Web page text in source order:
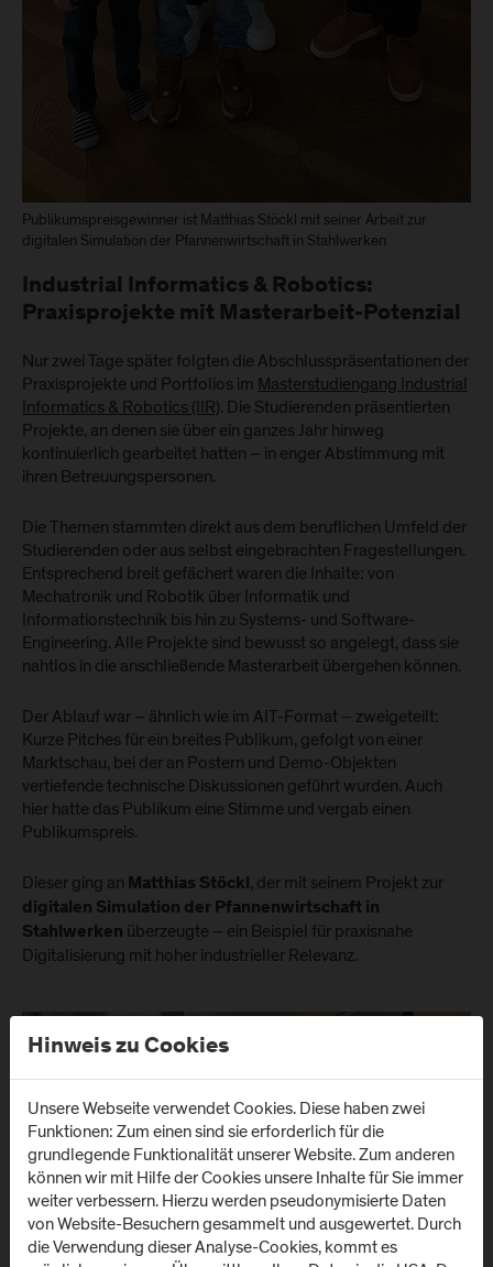
Publikumspreisgewinner ist Matthias Stöckl mit seiner Arbeit zur
digitalen Simulation der Pfannenwirtschaft in Stahlwerken
Industrial Informatics & Robotics:
Praxisprojekte mit Masterarbeit-Potenzial
Nur zwei Tage später folgten die Abschlusspräsentationen der
Praxisprojekte und Portfolios im Masterstudiengang Industrial
Informatics & Robotics (IIR). Die Studierenden präsentierten
Projekte, an denen sie über ein ganzes Jahr hinweg
kontinuierlich gearbeitet hatten – in enger Abstimmung mit
ihren Betreuungspersonen.
Die Themen stammten direkt aus dem beruflichen Umfeld der
Studierenden oder aus selbst eingebrachten Fragestellungen.
Entsprechend breit gefächert waren die Inhalte: von
Mechatronik und Robotik über Informatik und
Informationstechnik bis hin zu Systems- und Software-
Engineering. Alle Projekte sind bewusst so angelegt, dass sie
nahtlos in die anschließende Masterarbeit übergehen können.
Der Ablauf war – ähnlich wie im AIT-Format – zweigeteilt:
Kurze Pitches für ein breites Publikum, gefolgt von einer
Marktschau, bei der an Postern und Demo-Objekten
vertiefende technische Diskussionen geführt wurden. Auch
hier hatte das Publikum eine Stimme und vergab einen
Publikumspreis.
Dieser ging an Matthias Stöckl , der mit seinem Projekt zur
digitalen Simulation der Pfannenwirtschaft in
Stahlwerken überzeugte – ein Beispiel für praxisnahe
Digitalisierung mit hoher industrieller Relevanz.
Hinweis zu Cookies
Unsere Webseite verwendet Cookies. Diese haben zwei
Funktionen: Zum einen sind sie erforderlich für die
grundlegende Funktionalität unserer Website. Zum anderen
können wir mit Hilfe der Cookies unsere Inhalte für Sie immer
weiter verbessern. Hierzu werden pseudonymisierte Daten
von Website-Besuchern gesammelt und ausgewertet. Durch
die Verwendung dieser Analyse-Cookies, kommt es